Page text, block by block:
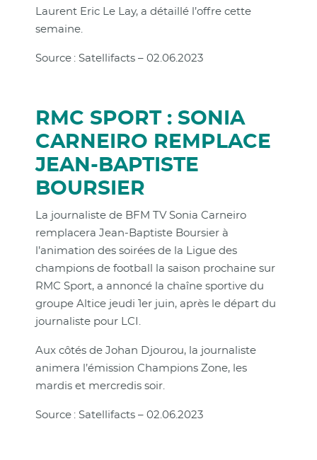
Laurent Eric Le Lay, a détaillé l’offre cette
semaine.
Source : Satellifacts – 02.06.2023
RMC SPORT : SONIA
CARNEIRO REMPLACE
JEAN-BAPTISTE
BOURSIER
La journaliste de BFM TV Sonia Carneiro
remplacera Jean-Baptiste Boursier à
l’animation des soirées de la Ligue des
champions de football la saison prochaine sur
RMC Sport, a annoncé la chaîne sportive du
groupe Altice jeudi 1er juin, après le départ du
journaliste pour LCI.
Aux côtés de Johan Djourou, la journaliste
animera l’émission Champions Zone, les
mardis et mercredis soir.
Source : Satellifacts – 02.06.2023